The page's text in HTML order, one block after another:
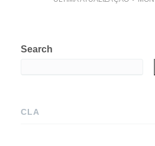
Search
CLA